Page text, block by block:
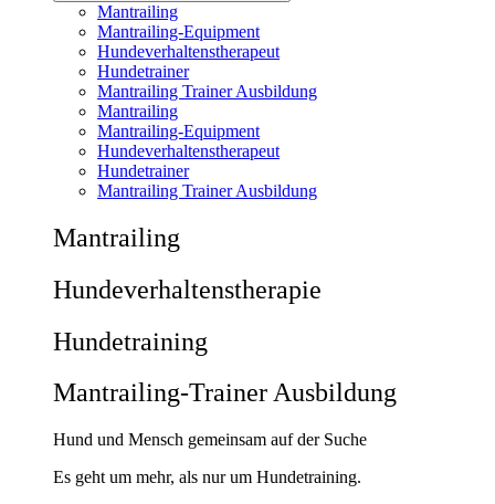
Mantrailing
Mantrailing-Equipment
Hundeverhaltenstherapeut
Hundetrainer
Mantrailing Trainer Ausbildung
Mantrailing
Mantrailing-Equipment
Hundeverhaltenstherapeut
Hundetrainer
Mantrailing Trainer Ausbildung
Mantrailing
Hunde­verhaltens­therapie
Hunde­training
Mantrailing-Trainer Ausbildung
Hund und Mensch gemeinsam auf der Suche
Es geht um mehr, als nur um Hundetraining.